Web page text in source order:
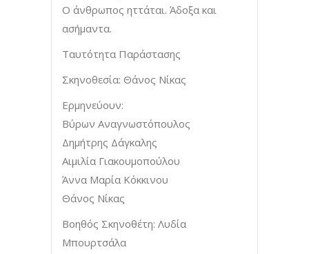
Ο άνθρωπος ηττάται. Άδοξα και
ασήμαντα.
Ταυτότητα Παράστασης
Σκηνοθεσία: Θάνος Νίκας
Ερμηνεύουν:
Βύρων Αναγνωστόπουλος
Δημήτρης Δάγκαλης
Αιμιλία Γιακουμοπούλου
Άννα Μαρία Κόκκινου
Θάνος Νίκας
Βοηθός Σκηνοθέτη: Λυδία
Μπουρτσάλα